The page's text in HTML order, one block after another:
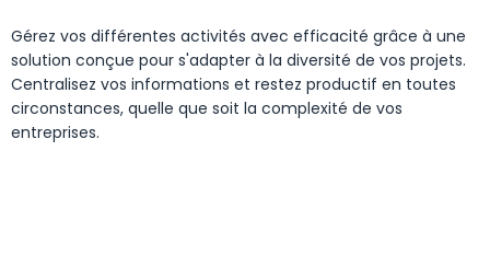
Gérez vos différentes activités avec efficacité grâce à une
solution conçue pour s'adapter à la diversité de vos projets.
Centralisez vos informations et restez productif en toutes
circonstances, quelle que soit la complexité de vos
entreprises.